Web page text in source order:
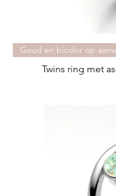
Goud en bicolor op
Twins ring met